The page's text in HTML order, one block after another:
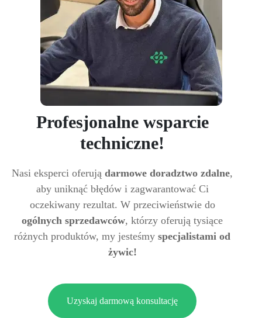
Profesjonalne wsparcie
techniczne!
Nasi eksperci oferują darmowe doradztwo zdalne,
aby uniknąć błędów i zagwarantować Ci
oczekiwany rezultat. W przeciwieństwie do
ogólnych sprzedawców, którzy oferują tysiące
różnych produktów, my jesteśmy specjalistami od
żywic!
Uzyskaj darmową konsultację